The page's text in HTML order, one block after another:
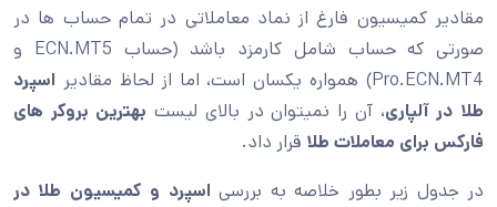
مقادیر کمیسیون فارغ از نماد معاملاتی در تمام حساب ها در
صورتی که حساب شامل کارمزد باشد (حساب ECN.MT5 و
Pro.ECN.MT4) همواره یکسان است، اما از لحاظ مقادیر
اسپرد
طلا در آلپاری، آن را نمیتوان در بالای لیست بهترین بروکر های
فارکس برای معاملات طلا قرار داد.
در جدول زیر بطور خلاصه به بررسی اسپرد و کمیسیون طلا در